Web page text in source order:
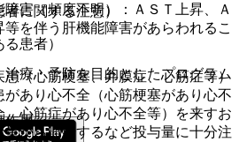
に関する注意）
患者）
（心筋梗塞、弁膜症、心筋症等）
あり心不全（心筋梗塞があり心不
心筋症があり心不全等）を来すお
から開始するなど投与量に十分注
害（頻度不明）：ＡＳＴ上昇、Ａ
等を伴う肝機能障害があらわれるこ
作用
療・予防を目的としたプログラム